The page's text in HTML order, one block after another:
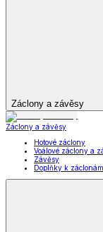
Záclony a závěsy
Záclony a závěsy
Hotové záclony
Voálové záclony a
Závěsy
Doplňky k záclonám